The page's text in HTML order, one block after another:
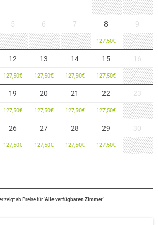
5 6 7 8
127,50€
9
12
127,50€
13
127,50€
14
127,50€
15
127,50€
16
19
127,50€
20
127,50€
21
127,50€
22
127,50€
23
26
127,50€
27
127,50€
28
127,50€
29
127,50€
30
zeigtab Preise für"Alle verfügbaren Zimmer"